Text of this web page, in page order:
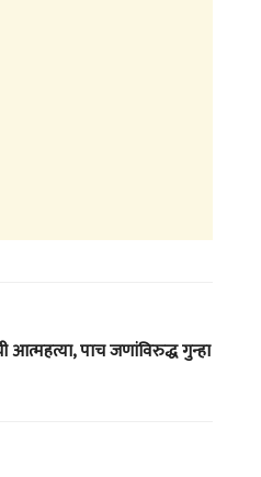
आत्महत्या, पाच जणांविरुद्ध गुन्हा